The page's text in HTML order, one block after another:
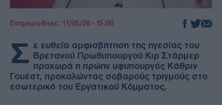
Ενημερώθηκε: 11/05/26 - 15:00
Σ ε ευθεία αμφισβήτηση της ηγεσίας του
Βρετανού Πρωθυπουργού Κιρ Στάρμερ
προχωρά η πρώην υφυπουργός Κάθριν
Γουέστ, προκαλώντας σοβαρούς τριγμούς στο
εσωτερικό του Εργατικού Κόμματος.